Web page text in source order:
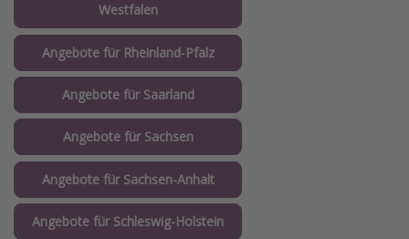
Westfalen
Angebote für Rheinland-Pfalz
Angebote für Saarland
Angebote für Sachsen
Angebote für Sachsen-Anhalt
Angebote für Schleswig-Holstein